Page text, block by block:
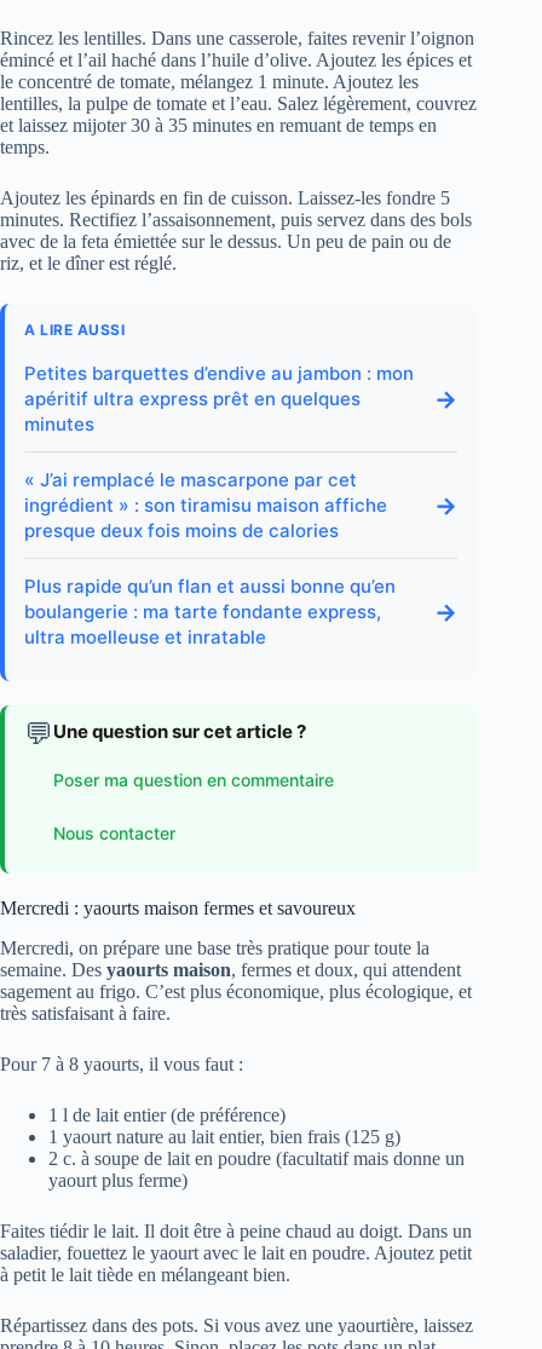
Rincez les lentilles. Dans une casserole, faites revenir l’oignon
émincé et l’ail haché dans l’huile d’olive. Ajoutez les épices et
le concentré de tomate, mélangez 1 minute. Ajoutez les
lentilles, la pulpe de tomate et l’eau. Salez légèrement, couvrez
et laissez mijoter 30 à 35 minutes en remuant de temps en
temps.
Ajoutez les épinards en fin de cuisson. Laissez-les fondre 5
minutes. Rectifiez l’assaisonnement, puis servez dans des bols
avec de la feta émiettée sur le dessus. Un peu de pain ou de
riz, et le dîner est réglé.
A LIRE AUSSI
Petites barquettes d’endive au jambon : mon
apéritif ultra express prêt en quelques
minutes
→
« J’ai remplacé le mascarpone par cet
ingrédient » : son tiramisu maison affiche
presque deux fois moins de calories
→
Plus rapide qu’un flan et aussi bonne qu’en
boulangerie : ma tarte fondante express,
ultra moelleuse et inratable
→
💬 Une question sur cet article ?
Poser ma question en commentaire
Nous contacter
Mercredi : yaourts maison fermes et savoureux
Mercredi, on prépare une base très pratique pour toute la
semaine. Des yaourts maison, fermes et doux, qui attendent
sagement au frigo. C’est plus économique, plus écologique, et
très satisfaisant à faire.
Pour 7 à 8 yaourts, il vous faut :
1 l de lait entier (de préférence)
1 yaourt nature au lait entier, bien frais (125 g)
2 c. à soupe de lait en poudre (facultatif mais donne un
yaourt plus ferme)
Faites tiédir le lait. Il doit être à peine chaud au doigt. Dans un
saladier, fouettez le yaourt avec le lait en poudre. Ajoutez petit
à petit le lait tiède en mélangeant bien.
Répartissez dans des pots. Si vous avez une yaourtière, laissez